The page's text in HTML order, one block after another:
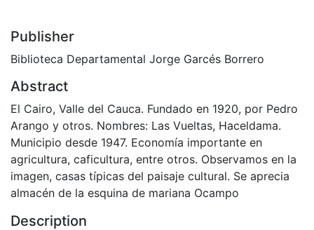
Publisher
Biblioteca Departamental Jorge Garcés Borrero
Abstract
El Cairo, Valle del Cauca. Fundado en 1920, por Pedro
Arango y otros. Nombres: Las Vueltas, Haceldama.
Municipio desde 1947. Economía importante en
agricultura, caficultura, entre otros. Observamos en la
imagen, casas típicas del paisaje cultural. Se aprecia
almacén de la esquina de mariana Ocampo
Description